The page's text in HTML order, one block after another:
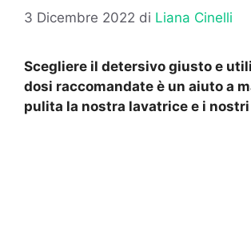
3 Dicembre 2022 di Liana Cinelli
Scegliere il detersivo giusto e
dosi raccomandate è un aiuto a
pulita la nostra lavatrice e i